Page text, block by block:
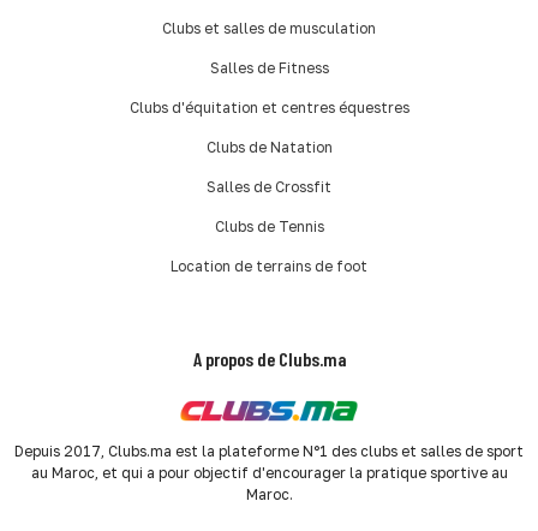
Clubs et salles de musculation
Salles de Fitness
Clubs d'équitation et centres équestres
Clubs de Natation
Salles de Crossfit
Clubs de Tennis
Location de terrains de foot
A propos de Clubs.ma
Depuis 2017, Clubs.ma est la plateforme N°1 des clubs et salles de sport
au Maroc, et qui a pour objectif d'encourager la pratique sportive au
Maroc.